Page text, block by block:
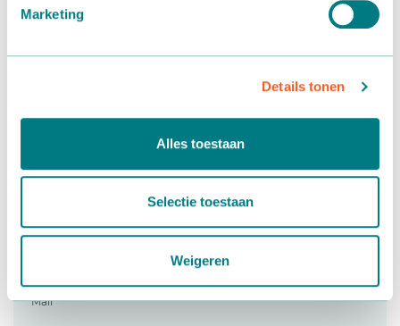
Marketing
Details tonen
Alles toestaan
Selectie toestaan
Weigeren
Wilt u meer weten?
+31 174 257 606
Mail